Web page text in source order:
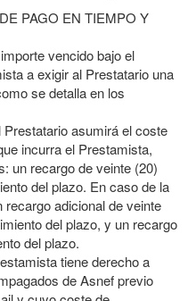
PAGO EN TIEMPO Y
vencido bajo el
a exigir al Prestatario una
se detalla en los
asumirá el coste
incurra el Prestamista,
un recargo de veinte (20)
del plazo. En caso de la
adicional de veinte
del plazo, y un recargo
del plazo.
tiene derecho a
de Asnef previo